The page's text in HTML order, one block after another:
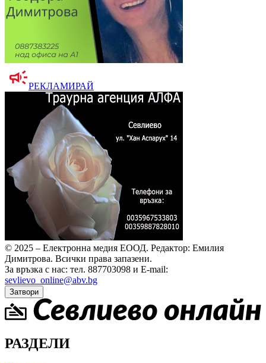
РЕКЛАМИРАЙ
© 2025 – Електронна медия ЕООД. Редактор: Емилия
Димитрова. Всички права запазени.
За връзка с нас: тел. 887703098 и E-mail:
sevlievo_online@abv.bg
Затвори
РАЗДЕЛИ